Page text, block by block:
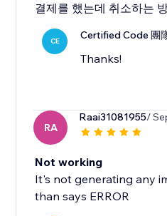
결제를 했는데 취소하는
CE Certified Code 團
Thanks!
RA
Raai31081955/
Not working
It's not generating any
than says ERROR